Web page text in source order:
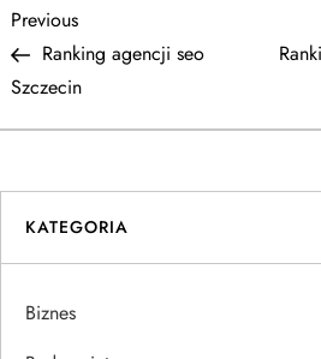
N
a
w
i
g
a
Previous
Post
Previous
Ranking agencji seo
Szczecin
KATEGORIA
Biznes